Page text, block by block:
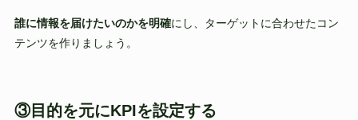
誰に情報を届けたいのかを明確にし、ターゲットに合わせたコン
テンツを作りましょう。
③目的を元にKPIを設定する